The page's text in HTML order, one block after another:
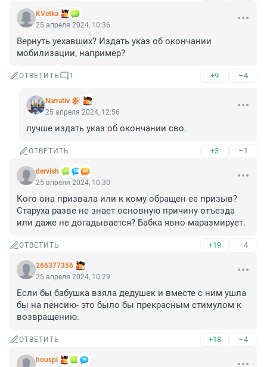
KVetka
25 апреля 2024, 10:36
Вернуть уехавших? Издать указ об окончании
мобилизации, например?
ОТВЕТИТЬ 1 +9 –4
Narrativ 𒆜
25 апреля 2024, 12:56
лучше издать указ об окончании сво.
ОТВЕТИТЬ +3 –1
dervish
25 апреля 2024, 10:30
Кого она призвала или к кому обращен ее призыв?
Старуха разве не знает основную причину отъезда
или даже не догадывается? Бабка явно маразмирует.
ОТВЕТИТЬ +19 –4
266377356
25 апреля 2024, 10:29
Если бы бабушка взяла дедушек и вместе с ним ушла
бы на пенсию- это было бы прекрасным стимулом к
возвращению.
ОТВЕТИТЬ +18 –4
houspi